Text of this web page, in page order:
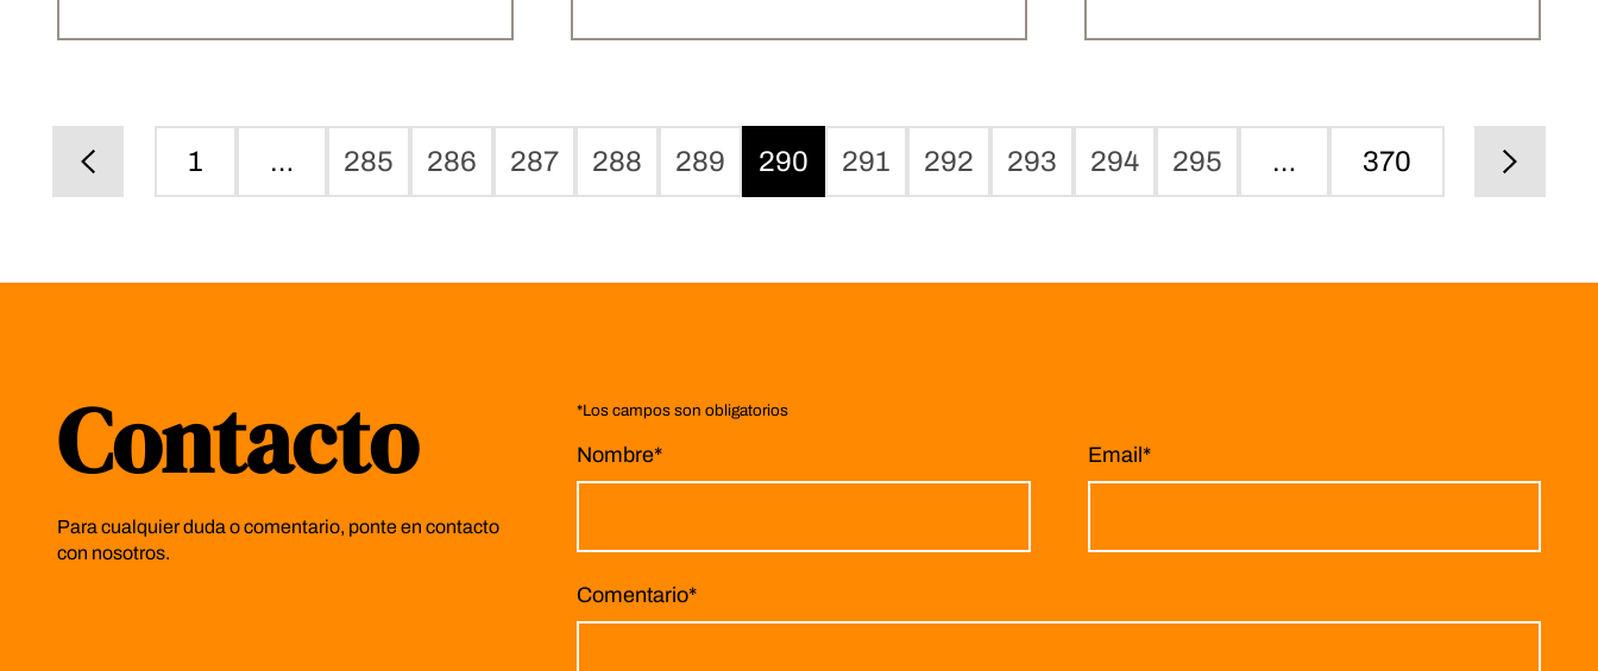
1 … 285 286 287 288 289 290 291 292 293 294 295 … 370
Contacto
Para cualquier duda o comentario, ponte en contacto
con nosotros.
*Los campos son obligatorios
Nombre* Email*
Comentario*